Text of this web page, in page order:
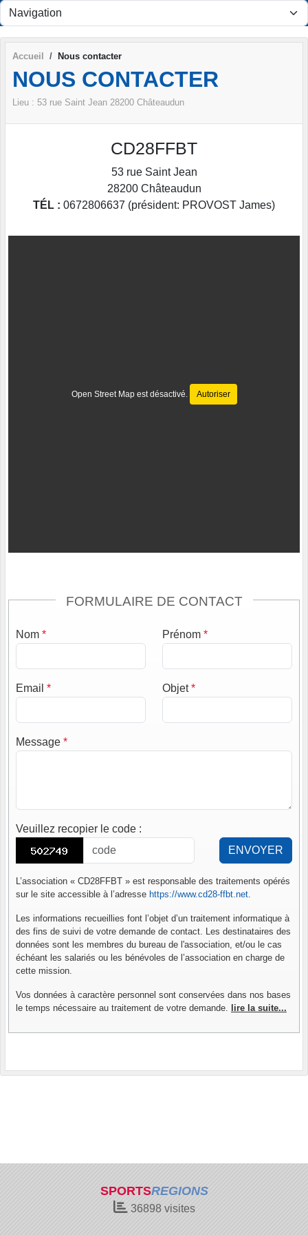
Accueil Nous contacter
NOUS CONTACTER
Lieu : 53 rue Saint Jean 28200 Châteaudun
CD28FFBT
53 rue Saint Jean
28200 Châteaudun
TÉL : 0672806637 (président: PROVOST James)
Open Street Map est désactivé. Autoriser
FORMULAIRE DE CONTACT
Nom * Prénom *
Email * Objet*
Message *
Veuillez recopier le code :
ENVOYER
L’association « CD28FFBT » est responsable des traitements opérés
sur le site accessible à l’adresse https://www.cd28-ffbt.net
Les informations recueillies font l’objet d’un traitement informatique à
des fins de suivi de votre demande de contact. Les destinataires des
données sont les membres du bureau de l'association, et/ou le cas
échéant les salariés ou les bénévoles de l’association en charge de
cette mission.
Vos données à caractère personnel sont conservées dans nos bases
le temps nécessaire au traitement de votre demande. lire la suite...
SPORTSREGIONS
36898visites
Panneau de gestion des cookies